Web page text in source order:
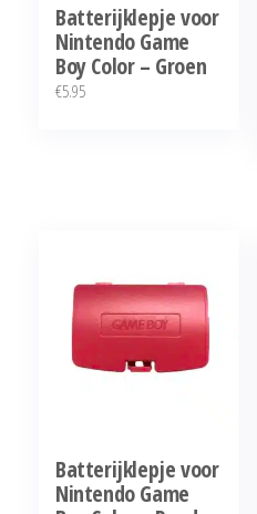
Batterijklepje voor
Nintendo Game
Boy Color – Groen
€5.95
Batterijklepje voor
Nintendo Game